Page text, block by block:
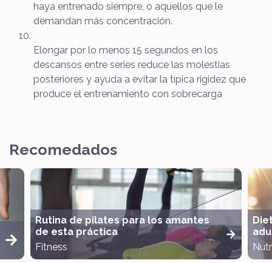
haya entrenado siempre, o aquellos que le
demandan más concentración.
Elongar por lo menos 15 segundos en los
descansos entre series reduce las molestias
posteriores y ayuda a evitar la típica rigidez que
produce el entrenamiento con sobrecarga
Recomedados
Rutina de pilates para los amantes
de esta práctica
Fitness